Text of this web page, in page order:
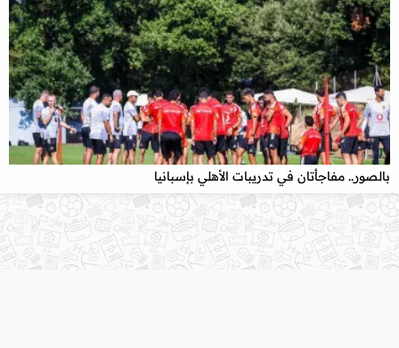
بالصور.. مفاجأتان في تدريبات الأهلي بإسبانيا